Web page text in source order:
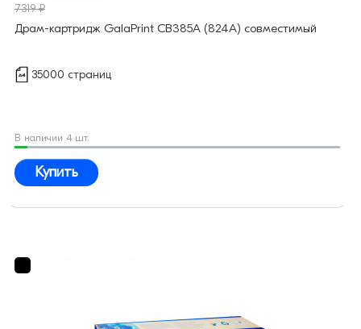
7319 ₽
Драм-картридж GalaPrint CB385A (824A) совместимый
35000 страниц
В наличии 4 шт.
Купить